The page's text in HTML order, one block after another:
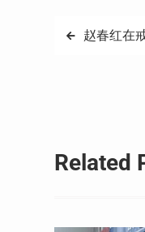
文 赵春红在
Related